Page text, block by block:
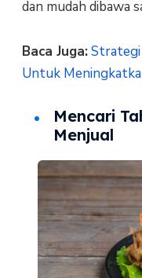
dan mudah dibawa
Baca Juga:Strategi
Untuk
Mencari
Menjual